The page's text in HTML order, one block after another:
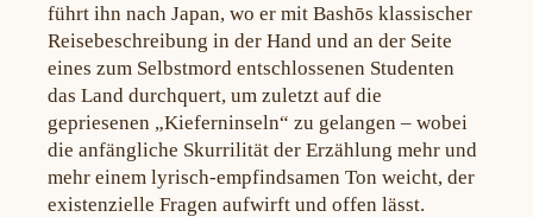
führt ihn nach Japan, wo er mit Bashōs klassischer
Reisebeschreibung in der Hand und an der Seite
eines zum Selbstmord entschlossenen Studenten
das Land durchquert, um zuletzt auf die
gepriesenen „Kieferninseln“ zu gelangen – wobei
die anfängliche Skurrilität der Erzählung mehr und
mehr einem lyrisch-empfindsamen Ton weicht, der
existenzielle Fragen aufwirft und offen lässt.